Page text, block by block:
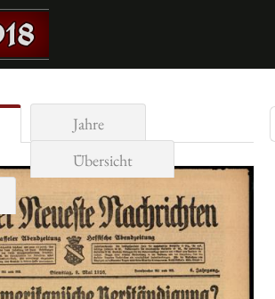
Jahre
Übersicht